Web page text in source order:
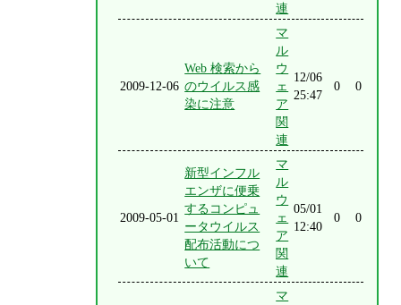
連
2009-12-06
Web 検索から
のウイルス感
染に注意
マ
ル
ウ
ェ
ア
関
連
12/06
25:47
0 0
2009-05-01
新型インフル
エンザに便乗
するコンピュ
ータウイルス
配布活動につ
いて
マ
ル
ウ
ェ
ア
関
連
05/01
12:40
0 0
マ